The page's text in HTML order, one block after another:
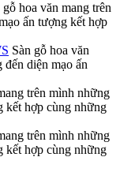
gỗ hoa văn mang trên
ấn tượng kết hợp
Sàn gỗ hoa văn
diện mạo ấn
trên mình những
kết hợp cùng những
trên mình những
kết hợp cùng những